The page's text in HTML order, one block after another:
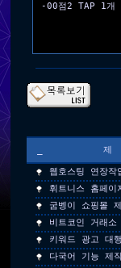
-00점2 TAP 1개
웹호스팅 연장작
휘트니스 홈페이
굼벵이 쇼핑몰
비트코인 거래소
키워드 광고 대
다국어 기능 제